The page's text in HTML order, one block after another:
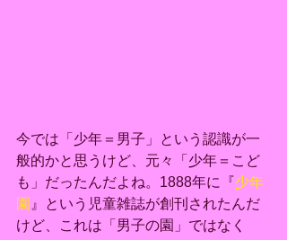
今では「少年＝男子」という認識が一
般的かと思うけど、元々「少年＝こど
も」だったんだよね。1888年に『少年
園 』という児童雑誌が創刊されたんだ
けど、これは「男子の園」ではなく